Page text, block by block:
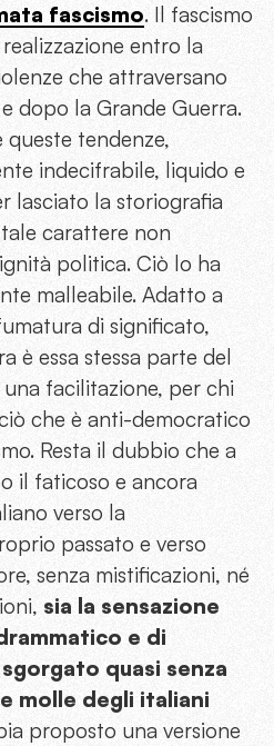
fascismo. Il fascismo
entro la
che attraversano
dopo la Grande Guerra.
tendenze,
indecifrabile, liquido e
lasciato la storiografia
carattere non
politica. Ciò lo ha
malleabile. Adatto a
di significato,
è essa stessa parte del
facilitazione, per chi
che è anti-democratico
Resta il dubbio che a
il faticoso e ancora
verso la
passato e verso
senza mistificazioni, né
sia la sensazione
e di
quasi senza
molle degli italiani
proposto una versione